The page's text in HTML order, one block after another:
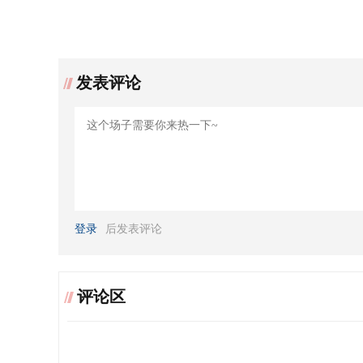
发表评论
登录 后发表评论
评论区